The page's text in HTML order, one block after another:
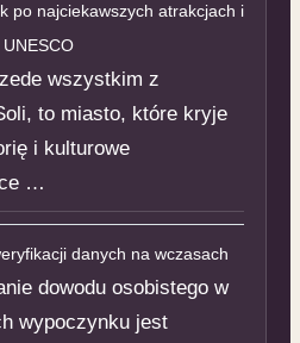
po najciekawszych atrakcjach i
wszystkim z
to miasto, które kryje
i kulturowe
…
danych na wczasach
dowodu osobistego w
wypoczynku jest